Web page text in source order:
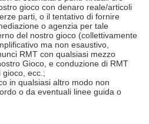
gioco con denaro reale/articoli
parti, o il tentativo di fornire
o agenzia per tale
del nostro gioco (collettivamente
ma non esaustivo,
RMT con qualsiasi mezzo
Gioco, e conduzione di RMT
gioco, ecc.;
in qualsiasi altro modo non
o da eventuali linee guida o